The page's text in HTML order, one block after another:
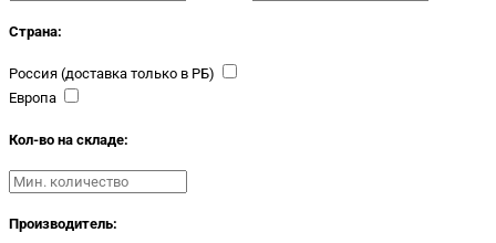
Страна:
Россия (доставка только в РБ)
Европа
Кол-во на складе:
Производитель: